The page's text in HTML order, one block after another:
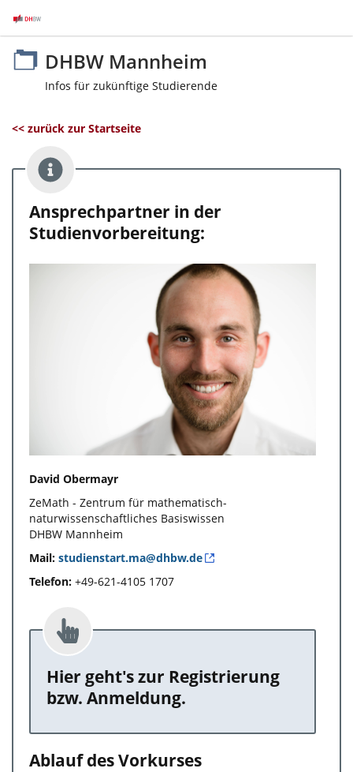
DHBW Mannheim
Infos für zukünftige Studierende
<< zurück zur Startseite
Ansprechpartner in der
Studienvorbereitung:
David Obermayr
ZeMath - Zentrum für mathematisch-
naturwissenschaftliches Basiswissen
DHBW Mannheim
Mail: studienstart.ma@dhbw.de
Telefon: +49-621-4105 1707
Hier geht's zur Registrierung
bzw. Anmeldung.
Ablauf des Vorkurses